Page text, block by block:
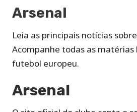
Arsenal
Leia as principais notícias
Acompanhe todas as matérias
futebol europeu.
Arsenal